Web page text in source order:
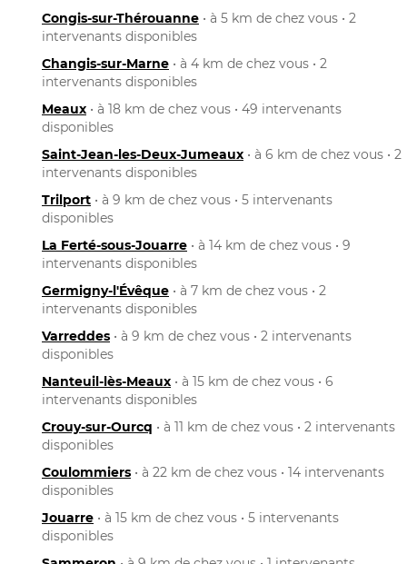
Congis-sur-Thérouanne • à 5 km de chez vous • 2
intervenants disponibles
Changis-sur-Marne • à 4 km de chez vous • 2
intervenants disponibles
Meaux • à 18 km de chez vous • 49 intervenants
disponibles
Saint-Jean-les-Deux-Jumeaux • à 6 km de chez vous • 2
intervenants disponibles
Trilport • à 9 km de chez vous • 5 intervenants
disponibles
La Ferté-sous-Jouarre • à 14 km de chez vous • 9
intervenants disponibles
Germigny-l'Évêque • à 7 km de chez vous • 2
intervenants disponibles
Varreddes • à 9 km de chez vous • 2 intervenants
disponibles
Nanteuil-lès-Meaux • à 15 km de chez vous • 6
intervenants disponibles
Crouy-sur-Ourcq • à 11 km de chez vous • 2 intervenants
disponibles
Coulommiers • à 22 km de chez vous • 14 intervenants
disponibles
Jouarre • à 15 km de chez vous • 5 intervenants
disponibles